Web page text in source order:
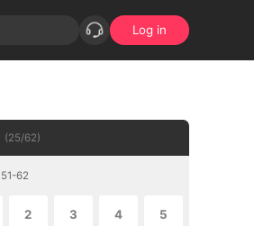
Log in
(25/62)
51-62
2 3 4 5